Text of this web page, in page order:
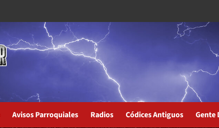
Avisos Parroquiales Radios Códices Antiguos Gente